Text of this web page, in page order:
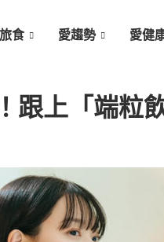
食 愛趨勢 愛健
跟上「端粒